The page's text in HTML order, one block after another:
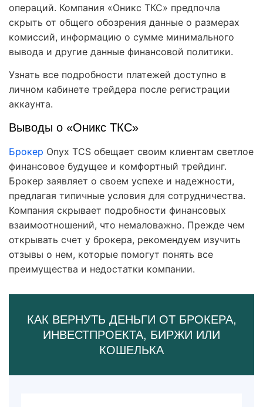
операций. Компания «Оникс ТКС» предпочла
скрыть от общего обозрения данные о размерах
комиссий, информацию о сумме минимального
вывода и другие данные финансовой политики.
Узнать все подробности платежей доступно в
личном кабинете трейдера после регистрации
аккаунта.
Выводы о «Оникс ТКС»
Брокер Onyx TCS обещает своим клиентам светлое
финансовое будущее и комфортный трейдинг.
Брокер заявляет о своем успехе и надежности,
предлагая типичные условия для сотрудничества.
Компания скрывает подробности финансовых
взаимоотношений, что немаловажно. Прежде чем
открывать счет у брокера, рекомендуем изучить
отзывы о нем, которые помогут понять все
преимущества и недостатки компании.
КАК ВЕРНУТЬ ДЕНЬГИ ОТ БРОКЕРА,
ИНВЕСТПРОЕКТА, БИРЖИ ИЛИ
КОШЕЛЬКА